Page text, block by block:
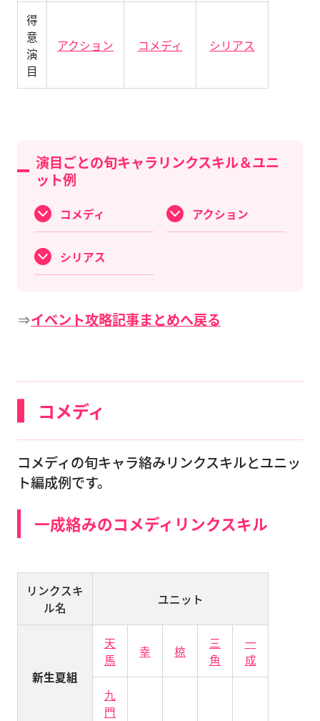
得
意
演
目
アクション コメディ シリアス
演目ごとの旬キャラリンクスキル＆ユニ
ット例
コメディ アクション
シリアス
⇒イベント攻略記事まとめへ戻る
コメディ
コメディの旬キャラ絡みリンクスキルとユニッ
ト編成例です。
一成絡みのコメディリンクスキル
リンクスキ
ル名
ユニット
新生夏組
天
馬
幸 椋
三
角
一
成
九
門